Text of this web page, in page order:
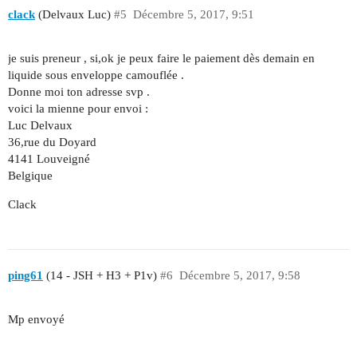
clack (Delvaux Luc) Décembre 5, 2017, 9:51
#5
je suis preneur , si,ok je peux faire le paiement dès demain en
liquide sous enveloppe camouflée .
Donne moi ton adresse svp .
voici la mienne pour envoi :
Luc Delvaux
36,rue du Doyard
4141 Louveigné
Belgique
Clack
ping61 (14 - JSH + H3 + P1v) Décembre 5, 2017, 9:58
#6
Mp envoyé